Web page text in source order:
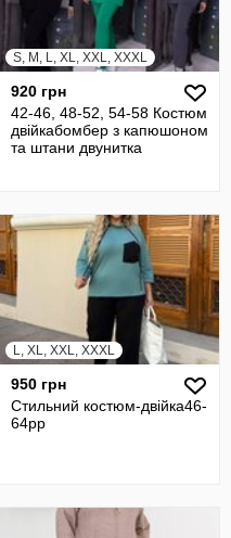
S, M, L, XL, XXL, XXXL
920 грн
42-46, 48-52, 54-58 Костюм
двійкабомбер з капюшоном
та штани двунитка
L, XL, XXL, XXXL
950 грн
Стильний костюм-двійка46-
64pp